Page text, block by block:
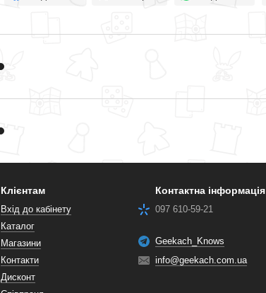
Клієнтам
Вхід до кабінету
Каталог
Магазини
Контакти
Дисконт
Контактна інформація
097 610-59-21
Geekach_Knows
info@geekach.com.ua